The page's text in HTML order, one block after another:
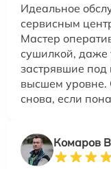
Идеальное
сервисным
Мастер
сушилкой, даже
застрявшие под
высшем уровне.
снова, если
Комаров